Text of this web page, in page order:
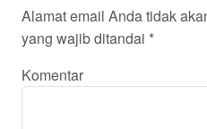
Alamat email Anda tidak
yang wajib ditandai *
Komentar